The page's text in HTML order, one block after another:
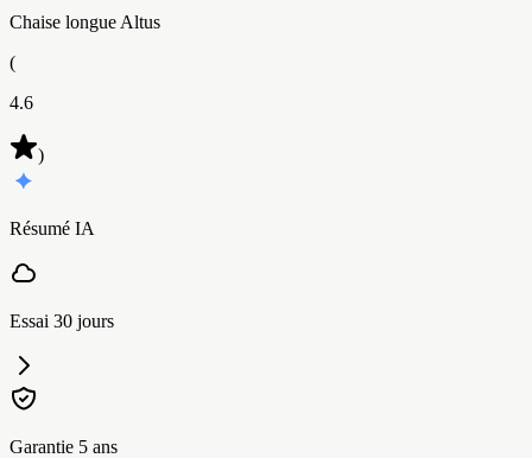
Chaise longue Altus
(
4.6
)
Résumé IA
Essai 30 jours
Garantie 5 ans